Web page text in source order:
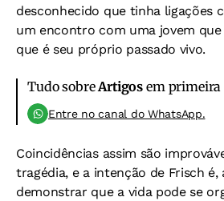
desconhecido que tinha ligações
um encontro com uma jovem
que é seu próprio passado vivo.
Tudo sobreArtigos em primeira
Entre no canal do WhatsApp.
Coincidências assim são
tragédia, e a intenção de Frisch é,
demonstrar que a vida pode se